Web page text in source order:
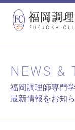
NEWS &
福岡調理師専門
最新情報をお知